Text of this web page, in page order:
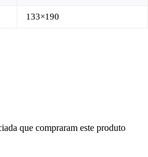
133×190
que compraram este produto